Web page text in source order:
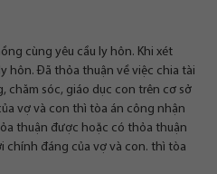
cùng yêu cầu ly hôn. Khi xét
hôn. Đã thỏa thuận về việc chia tài
chăm sóc, giáo dục con trên cơ sở
vợ và con thì tòa án công nhận
thuận được hoặc có thỏa thuận
chính đáng của vợ và con. thì tòa